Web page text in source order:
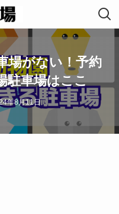
場がない！予約
駐車場はここ
年8月11日